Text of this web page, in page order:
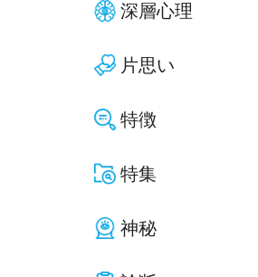
深層心理
片思い
特徴
特集
神秘